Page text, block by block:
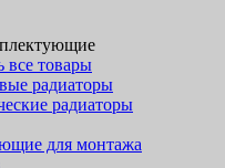
все товары
радиаторы
радиаторы
для монтажа